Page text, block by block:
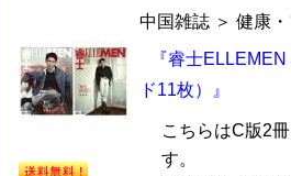
中国雑誌 ＞ 健康
『睿士
ド11枚）』
こちらはC版2
す。